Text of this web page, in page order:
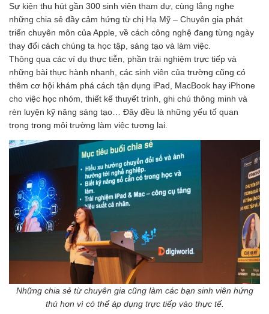
Sự kiện thu hút gần 300 sinh viên tham dự, cùng lắng nghe
những chia sẻ đầy cảm hứng từ chị Hạ Mỹ – Chuyên gia phát
triển chuyên môn của Apple, về cách công nghệ đang từng ngày
thay đổi cách chúng ta học tập, sáng tạo và làm việc.
Thông qua các ví dụ thực tiễn, phần trải nghiệm trực tiếp và
những bài thực hành nhanh, các sinh viên của trường cũng có
thêm cơ hội khám phá cách tận dụng iPad, MacBook hay iPhone
cho việc học nhóm, thiết kế thuyết trình, ghi chú thông minh và
rèn luyện kỹ năng sáng tạo… Đây đều là những yếu tố quan
trọng trong môi trường làm việc tương lai.
Những chia sẻ từ chuyên gia cũng làm các bạn sinh viên hứng
thú hơn vì có thể áp dụng trực tiếp vào thực tế.